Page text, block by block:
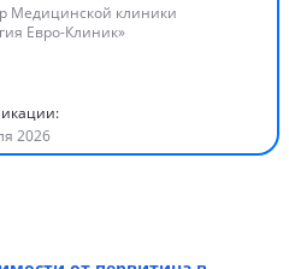
Медицинской клиники
Евро-Клиник»
2026